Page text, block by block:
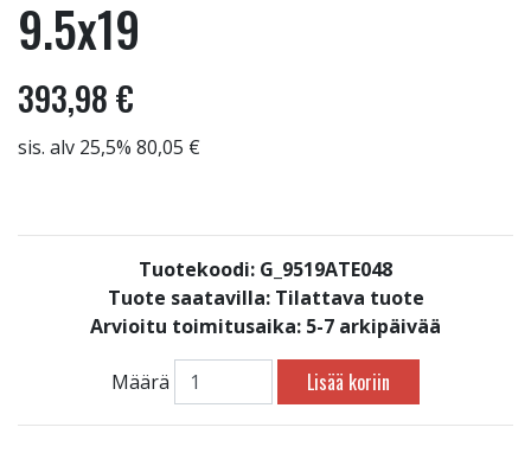
9.5x19
393,98 €
sis. alv 25,5% 80,05 €
Tuotekoodi: G_9519ATE048
Tuote saatavilla: Tilattava tuote
Arvioitu toimitusaika: 5-7 arkipäivää
Määrä Lisää koriin